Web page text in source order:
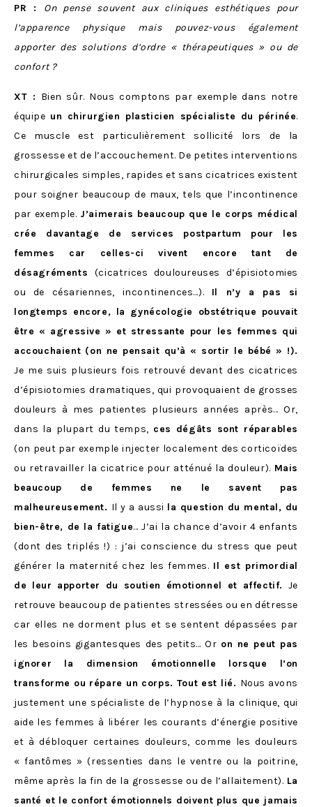
PR : On pense souvent aux cliniques esthétiques pour
l’apparence physique mais pouvez-vous également
apporter des solutions d’ordre « thérapeutiques » ou de
confort ?
XT : Bien sûr. Nous comptons par exemple dans notre
équipe un chirurgien plasticien spécialiste du périnée.
Ce muscle est particulièrement sollicité lors de la
grossesse et de l’accouchement. De petites interventions
chirurgicales simples, rapides et sans cicatrices existent
pour soigner beaucoup de maux, tels que l’incontinence
par exemple. J’aimerais beaucoup que le corps médical
crée davantage de services postpartum pour les
femmes car celles-ci vivent encore tant de
désagréments (cicatrices douloureuses d’épisiotomies
ou de césariennes, incontinences…). Il n’y a pas si
longtemps encore, la gynécologie obstétrique pouvait
être « agressive » et stressante pour les femmes qui
accouchaient (on ne pensait qu’à « sortir le bébé » !).
Je me suis plusieurs fois retrouvé devant des cicatrices
d’épisiotomies dramatiques, qui provoquaient de grosses
douleurs à mes patientes plusieurs années après… Or,
dans la plupart du temps, ces dégâts sont réparables
(on peut par exemple injecter localement des corticoïdes
ou retravailler la cicatrice pour atténué la douleur). Mais
beaucoup de femmes ne le savent pas
malheureusement. Il y a aussi la question du mental, du
bien-être, de la fatigue… J’ai la chance d’avoir 4 enfants
(dont des triplés !) : j’ai conscience du stress que peut
générer la maternité chez les femmes. Il est primordial
de leur apporter du soutien émotionnel et affectif. Je
retrouve beaucoup de patientes stressées ou en détresse
car elles ne dorment plus et se sentent dépassées par
les besoins gigantesques des petits… Or on ne peut pas
ignorer la dimension émotionnelle lorsque l’on
transforme ou répare un corps. Tout est lié. Nous avons
justement une spécialiste de l’hypnose à la clinique, qui
aide les femmes à libérer les courants d’énergie positive
et à débloquer certaines douleurs, comme les douleurs
« fantômes » (ressenties dans le ventre ou la poitrine,
même après la fin de la grossesse ou de l’allaitement). La
santé et le confort émotionnels doivent plus que jamais